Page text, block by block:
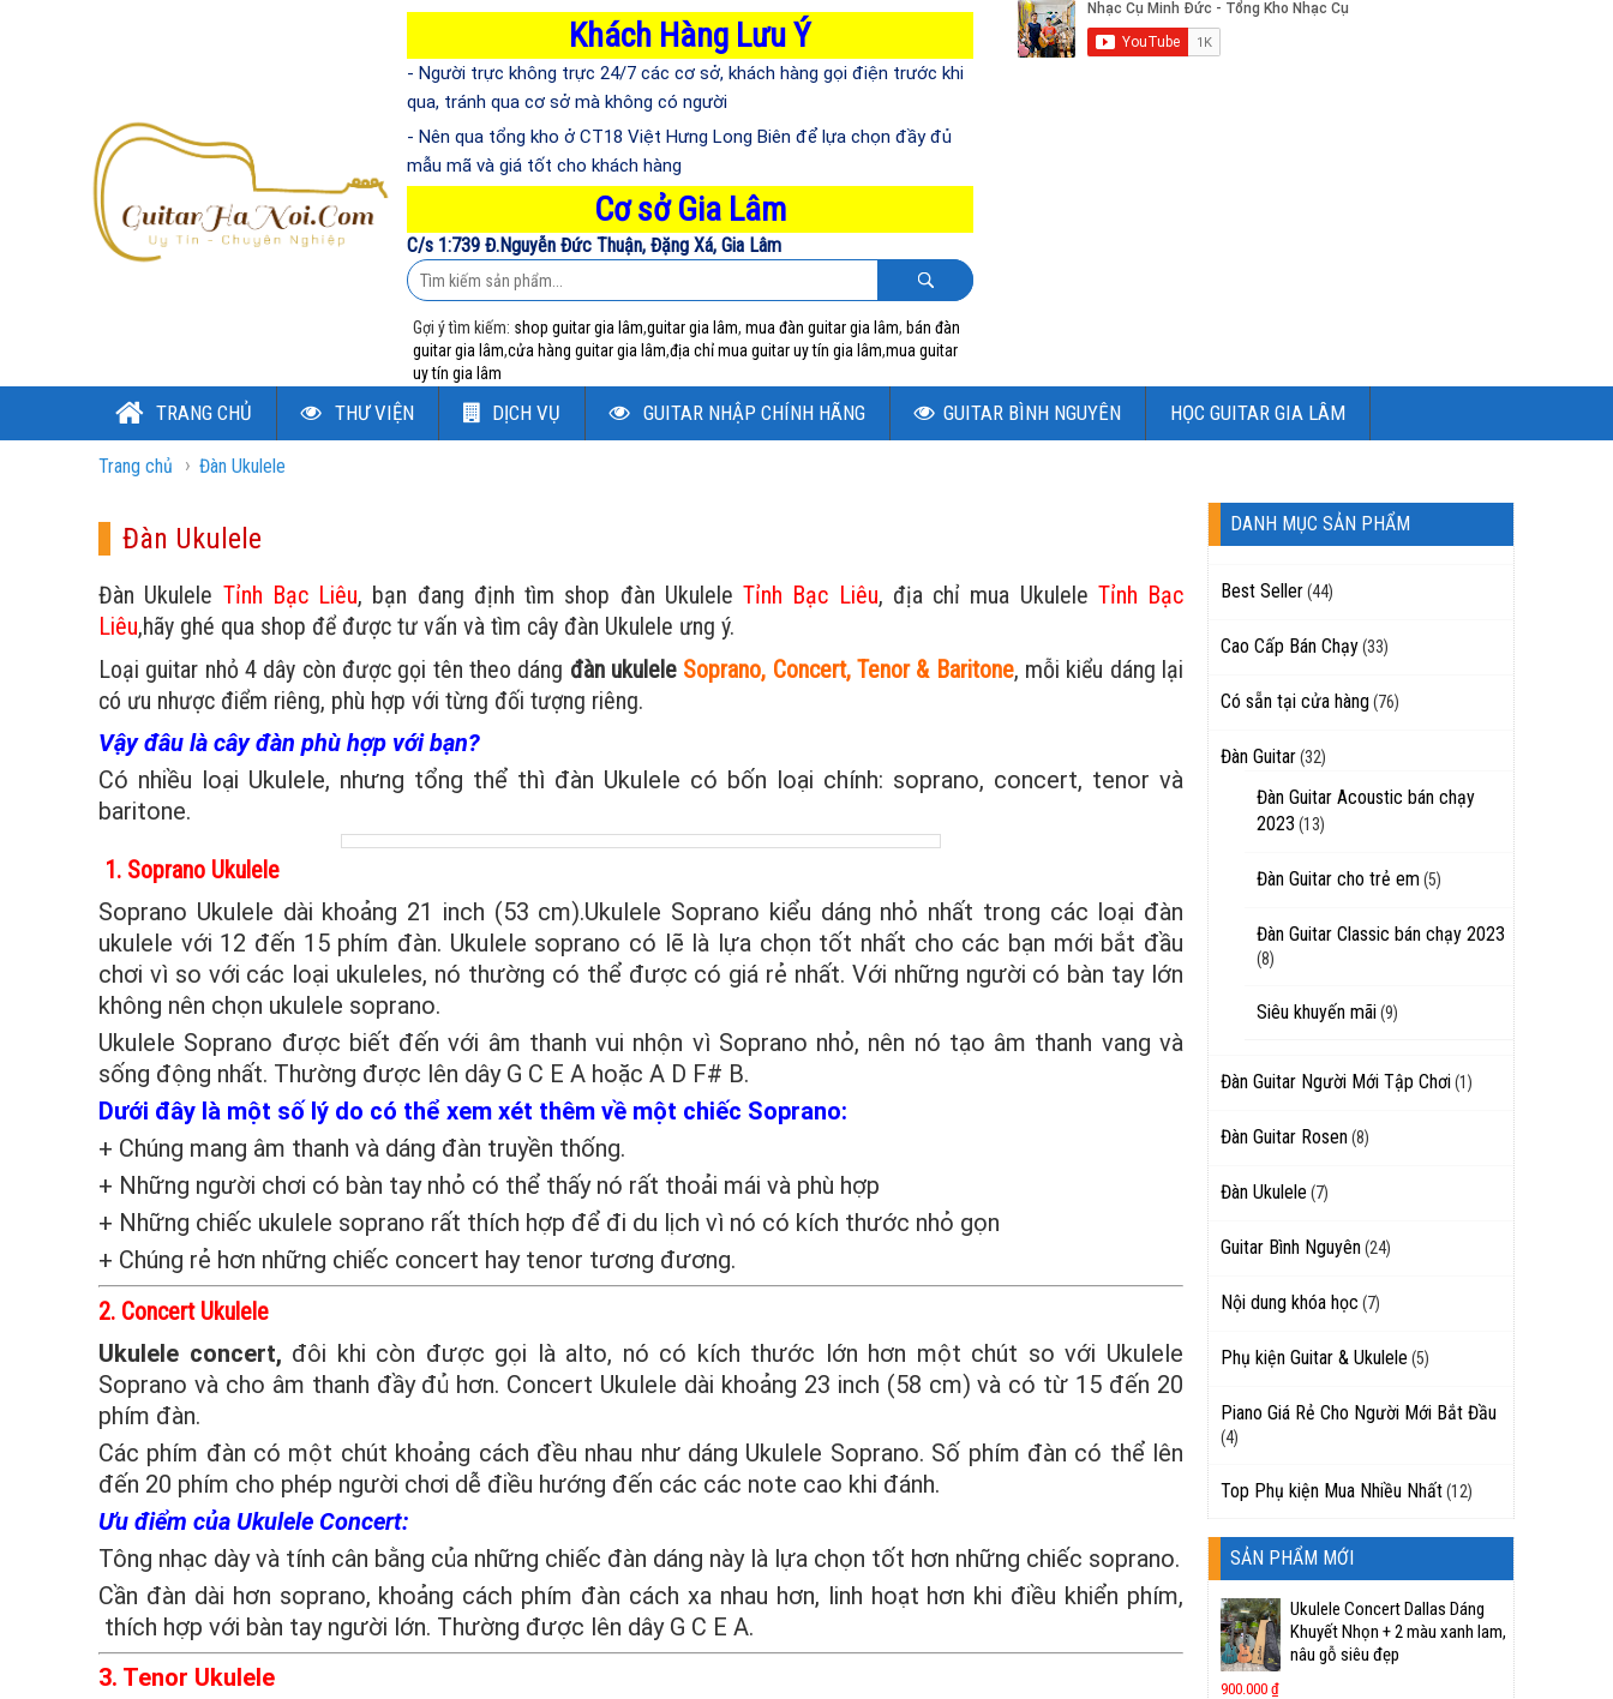
Khách Hàng Lưu Ý
- Người trực không trực 24/7 các cơ sở, khách hàng gọi điện trước khi
qua, tránh qua cơ sở mà không có người
- Nên qua tổng kho ở CT18 Việt Hưng Long Biên để lựa chọn đầy đủ
mẫu mã và giá tốt cho khách hàng
Cơ sở Gia Lâm
C/s 1:739 Đ.Nguyễn Đức Thuận, Đặng Xá, Gia Lâm
Gợi ý tìm kiếm: shop guitar gia lâm,guitar gia lâm, mua đàn guitar gia lâm, bán đàn
guitar gia lâm,cửa hàng guitar gia lâm,địa chỉ mua guitar uy tín gia lâm,mua guitar
uy tín gia lâm
TRANG CHỦ THƯ VIỆN DỊCH VỤ GUITAR NHẬP CHÍNH HÃNG GUITAR BÌNH NGUYÊN HỌC GUITAR GIA LÂM
ĐĂNG NHẬP
Trang chủ › Đàn Ukulele
Đàn Ukulele
Đàn Ukulele Tỉnh Bạc Liêu, bạn đang định tìm shop đàn Ukulele Tỉnh Bạc Liêu, địa chỉ mua Ukulele Tỉnh Bạc
Liêu,hãy ghé qua shop để được tư vấn và tìm cây đàn Ukulele ưng ý.
Loại guitar nhỏ 4 dây còn được gọi tên theo dáng đàn ukulele Soprano, Concert, Tenor & Baritone, mỗi kiểu dáng lại
có ưu nhược điểm riêng, phù hợp với từng đối tượng riêng.
Vậy đâu là cây đàn phù hợp với bạn?
Có nhiều loại Ukulele, nhưng tổng thể thì đàn Ukulele có bốn loại chính: soprano, concert, tenor và
baritone.
1. Soprano Ukulele
Soprano Ukulele dài khoảng 21 inch (53 cm).Ukulele Soprano kiểu dáng nhỏ nhất trong các loại đàn
ukulele với 12 đến 15 phím đàn. Ukulele soprano có lẽ là lựa chọn tốt nhất cho các bạn mới bắt đầu
chơi vì so với các loại ukuleles, nó thường có thể được có giá rẻ nhất. Với những người có bàn tay lớn
không nên chọn ukulele soprano.
Ukulele Soprano được biết đến với âm thanh vui nhộn vì Soprano nhỏ, nên nó tạo âm thanh vang và
sống động nhất. Thường được lên dây G C E A hoặc A D F# B.
Dưới đây là một số lý do có thể xem xét thêm về một chiếc Soprano:
+ Chúng mang âm thanh và dáng đàn truyền thống.
+ Những người chơi có bàn tay nhỏ có thể thấy nó rất thoải mái và phù hợp
+ Những chiếc ukulele soprano rất thích hợp để đi du lịch vì nó có kích thước nhỏ gọn
+ Chúng rẻ hơn những chiếc concert hay tenor tương đương.
2. Concert Ukulele
Ukulele concert, đôi khi còn được gọi là alto, nó có kích thước lớn hơn một chút so với Ukulele
Soprano và cho âm thanh đầy đủ hơn. Concert Ukulele dài khoảng 23 inch (58 cm) và có từ 15 đến 20
phím đàn.
Các phím đàn có một chút khoảng cách đều nhau như dáng Ukulele Soprano. Số phím đàn có thể lên
đến 20 phím cho phép người chơi dễ điều hướng đến các các note cao khi đánh.
Ưu điểm của Ukulele Concert:
Tông nhạc dày và tính cân bằng của những chiếc đàn dáng này là lựa chọn tốt hơn những chiếc soprano.
Cần đàn dài hơn soprano, khoảng cách phím đàn cách xa nhau hơn, linh hoạt hơn khi điều khiển phím,
thích hợp với bàn tay người lớn. Thường được lên dây G C E A.
3. Tenor Ukulele
DANH MỤC SẢN PHẨM
Best Seller(44)
Cao Cấp Bán Chạy(33)
Có sẵn tại cửa hàng(76)
Đàn Guitar(32)
Đàn Guitar Acoustic bán chạy
2023 (13)
Đàn Guitar cho trẻ em(5)
Đàn Guitar Classic bán chạy 2023
(8)
Siêu khuyến mãi(9)
Đàn Guitar Người Mới Tập Chơi(1)
Đàn Guitar Rosen(8)
Đàn Ukulele (7)
Guitar Bình Nguyên(24)
Nội dung khóa học (7)
Phụ kiện Guitar & Ukulele (5)
Piano Giá Rẻ Cho Người Mới Bắt Đầu
(4)
Top Phụ kiện Mua Nhiều Nhất(12)
SẢN PHẨM MỚI
Ukulele Concert Dallas Dáng
Khuyết Nhọn + 2 màu xanh lam,
nâu gỗ siêu đẹp
900.000 ₫